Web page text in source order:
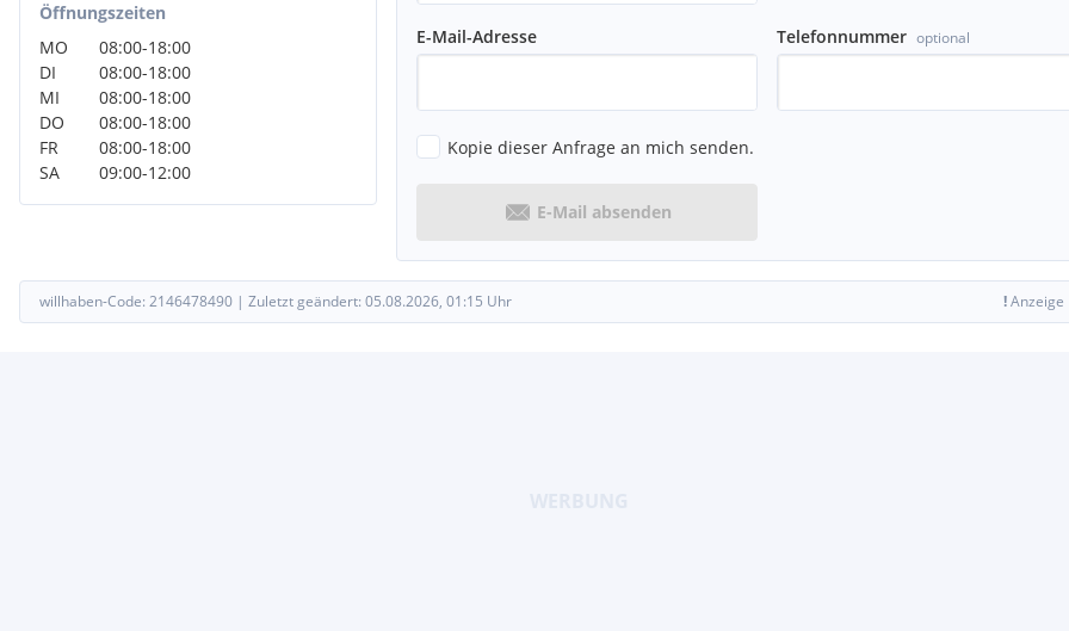
Öffnungszeiten
MO
08:00-18:00
DI
08:00-18:00
MI
08:00-18:00
DO
08:00-18:00
FR
08:00-18:00
SA
09:00-12:00
E-Mail-Adresse Telefonnummer optional
Kopie dieser Anfrage an mich senden.
E-Mail absenden
willhaben-Code: 2146478490 | Zuletzt geändert: 05.08.2026, 01:15 Uhr !Anzeige